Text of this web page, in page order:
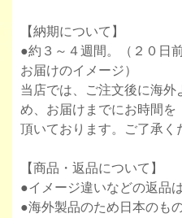
【納期について】
●約３～４週間。（２０日
お届けのイメージ）
当店では、ご注文後に海外
め、お届けまでにお時間を
頂いております。ご了承く
【商品・返品について】
●イメージ違いなどの返品
●海外製品のため日本のも